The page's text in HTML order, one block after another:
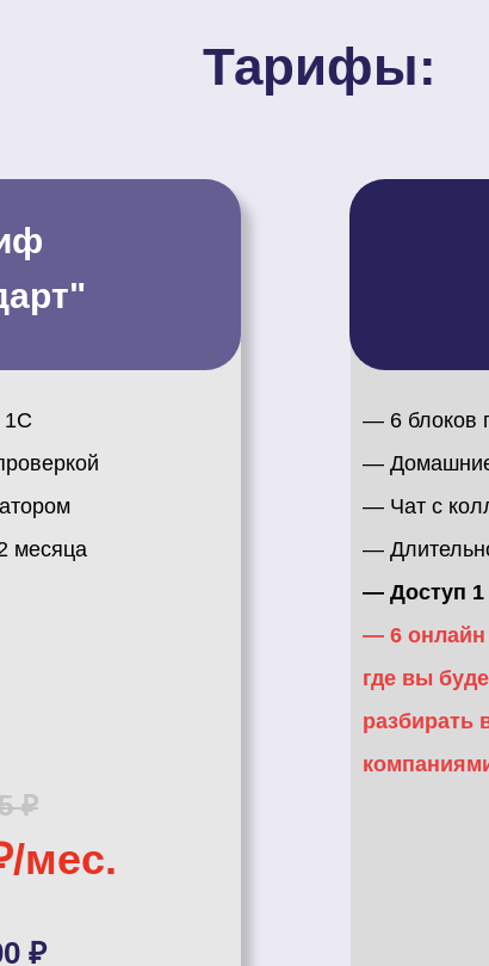
Тарифы:
— 6 блоков
— Домашние
— Чат с
—
— Доступ 1
— 6 онлайн
где вы
разбирать
1С
месяца
₽
мес.
₽